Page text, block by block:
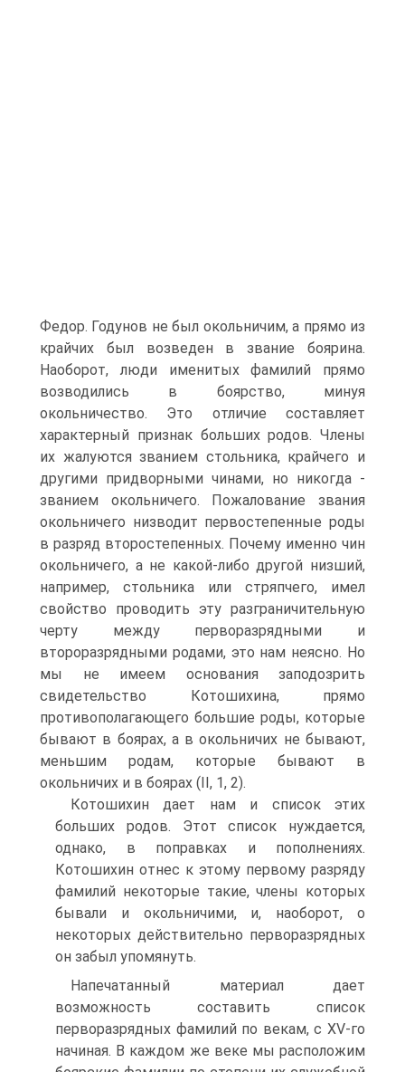
Федор. Годунов не был окольничим, а прямо из
крайчих был возведен в звание боярина.
Наоборот, люди именитых фамилий прямо
возводились в боярство, минуя
окольничество. Это отличие составляет
характерный признак больших родов. Члены
их жалуются званием стольника, крайчего и
другими придворными чинами, но никогда -
званием окольничего. Пожалование звания
окольничего низводит первостепенные роды
в разряд второстепенных. Почему именно чин
окольничего, а не какой-либо другой низший,
например, стольника или стряпчего, имел
свойство проводить эту разграничительную
черту между перворазрядными и
второразрядными родами, это нам неясно. Но
мы не имеем основания заподозрить
свидетельство Котошихина, прямо
противополагающего большие роды, которые
бывают в боярах, а в окольничих не бывают,
меньшим родам, которые бывают в
окольничих и в боярах (II, 1, 2).
Котошихин дает нам и список этих
больших родов. Этот список нуждается,
однако, в поправках и пополнениях.
Котошихин отнес к этому первому разряду
фамилий некоторые такие, члены которых
бывали и окольничими, и, наоборот, о
некоторых действительно перворазрядных
он забыл упомянуть.
Напечатанный материал дает
возможность составить список
перворазрядных фамилий по векам, с XV-гo
начиная. В каждом же веке мы расположим